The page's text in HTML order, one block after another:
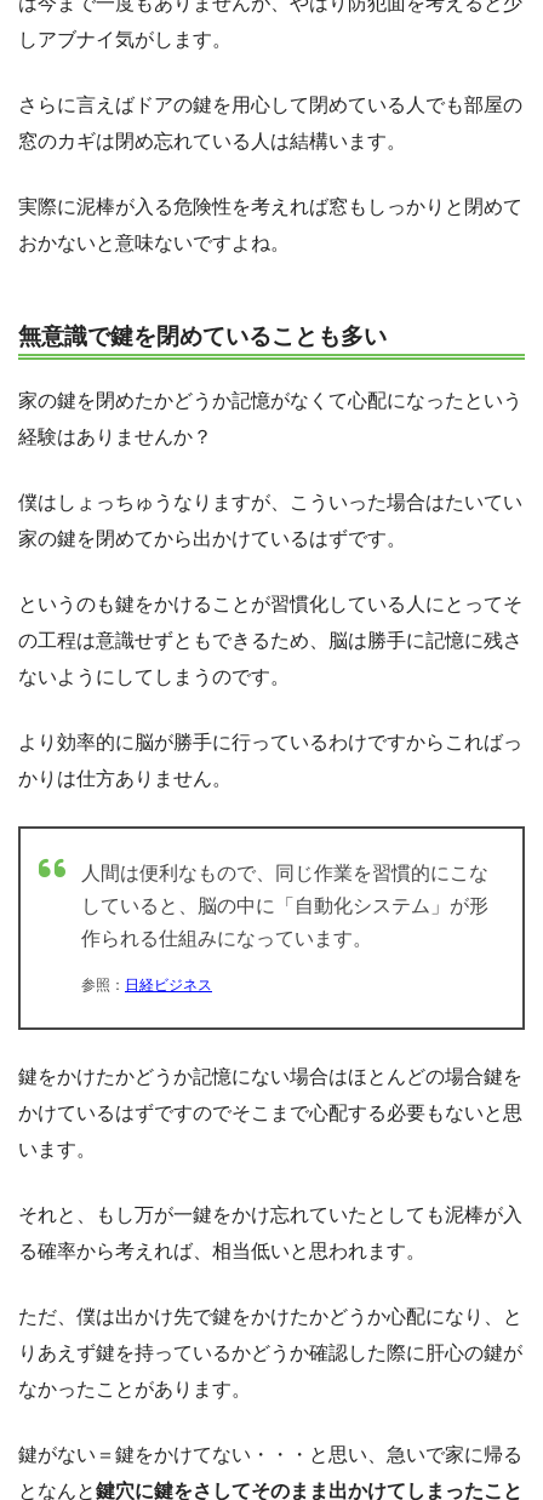
しアブナイ気がします。
さらに言えばドアの鍵を用心して閉めている人でも部屋の
窓のカギは閉め忘れている人は結構います。
実際に泥棒が入る危険性を考えれば窓もしっかりと閉めて
おかないと意味ないですよね。
無意識で鍵を閉めていることも多い
家の鍵を閉めたかどうか記憶がなくて心配になったという
経験はありませんか？
僕はしょっちゅうなりますが、こういった場合はたいてい
家の鍵を閉めてから出かけているはずです。
というのも鍵をかけることが習慣化している人にとってそ
の工程は意識せずともできるため、脳は勝手に記憶に残さ
ないようにしてしまうのです。
より効率的に脳が勝手に行っているわけですからこればっ
かりは仕方ありません。
人間は便利なもので、同じ作業を習慣的にこな
していると、脳の中に「自動化システム」が形
作られる仕組みになっています。
参照： 日経ビジネス
鍵をかけたかどうか記憶にない場合はほとんどの場合鍵を
かけているはずですのでそこまで心配する必要もないと思
います。
それと、もし万が一鍵をかけ忘れていたとしても泥棒が入
る確率から考えれば、相当低いと思われます。
ただ、僕は出かけ先で鍵をかけたかどうか心配になり、と
りあえず鍵を持っているかどうか確認した際に肝心の鍵が
なかったことがあります。
鍵がない＝鍵をかけてない・・・と思い、急いで家に帰る
となんと鍵穴に鍵をさしてそのまま出かけてしまったこと